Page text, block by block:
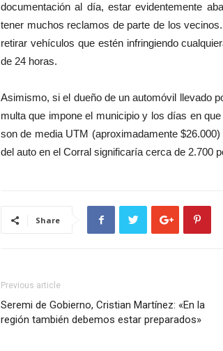
documentación al día, estar evidentemente
tener muchos reclamos de parte de los
retirar vehículos que estén infringiendo
de 24 horas.
Asimismo, si el dueño de un automóvil llevado
multa que impone el municipio y los días en
son de media UTM (aproximadamente
del auto en el Corral significaría cerca de 2.700
Share
Previous article
Seremi de Gobierno, Cristian Martínez: «En la
región también debemos estar preparados»